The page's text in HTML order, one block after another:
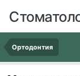
Ортодонтия